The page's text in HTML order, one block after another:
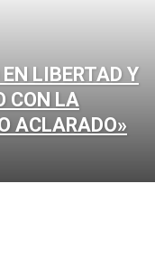
LIBERTAD Y
CON LA
ACLARADO»